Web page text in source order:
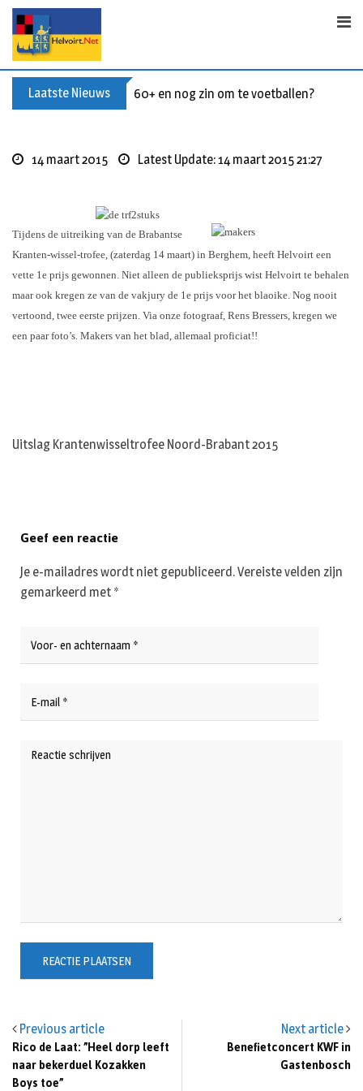
p
Laatste Nieuws 60+ en nog zin om te voetballen? Kom
14 maart 2015 Latest Update: 14 maart 2015 21:27
Tijdens de uitreiking van de Brabantse
Kranten-wissel-trofee, (zaterdag 14 maart) in Berghem, heeft Helvoirt een
vette 1e prijs gewonnen. Niet alleen de publieksprijs wist Helvoirt te behalen
maar ook kregen ze van de vakjury de 1e prijs voor het blaoike. Nog nooit
vertoond, twee eerste prijzen. Via onze fotograaf, Rens Bressers, kregen we
een paar foto’s. Makers van het blad, allemaal proficiat!!
Uitslag Krantenwisseltrofee Noord-Brabant 2015
Previous article
Rico de Laat: ”Heel dorp leeft
naar bekerduel Kozakken
Boys toe”
Next article
Benefietconcert KWF in
Gastenbosch
Geef een reactie
Je e-mailadres wordt niet gepubliceerd.Vereiste velden zijn
gemarkeerd met *